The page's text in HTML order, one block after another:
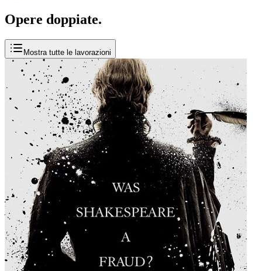
Opere doppiate.
Mostra tutte le lavorazioni